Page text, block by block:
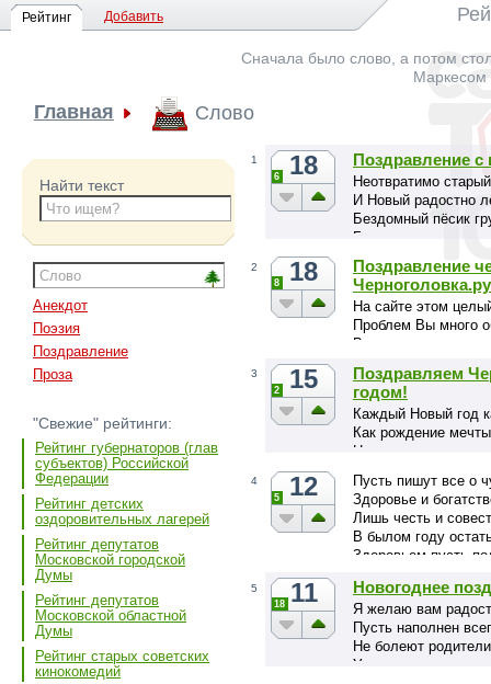
Рейтинг Добавить
Сначала было слово, а потом
Маркесом
Главная Слово
Найти текст
Анекдот
Поэзия
Поздравление
Проза
"Свежие" рейтинги:
Рейтинг губернаторов (глав
субъектов) Российской
Федерации
Рейтинг детских
оздоровительных лагерей
Рейтинг депутатов
Московской городской
Думы
Рейтинг депутатов
Московской областной
Думы
Рейтинг старых советских
кинокомедий
1 18
6
Поздравление с
Неотвратимо
И Новый радостно
Бездомный пёсик
Быть может, кто-то
И все, к…
2 18
8
Поздравление
Черноголовка.ру
На сайте этом
Проблем Вы много
Ворчали, злились,
От всех печалей и
Давайте о плохом
Вед…
3 15
2
Поздравляем
годом!
Каждый Новый год
Как рождение
Новая приходит
Для нас нет города
Мы здесь родились
…
4 12
5
Пусть пишут все о
Здоровье и
Лишь честь и
В былом году
Здоровьем пусть
Но без …
5 11
18
Новогоднее
Я желаю вам
Пусть наполнен
Не болеют
Установится мир на